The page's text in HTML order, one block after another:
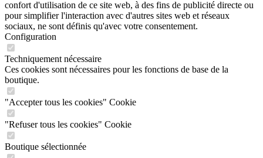
confort d'utilisation de ce site web, à des fins de publicité directe ou
pour simplifier l'interaction avec d'autres sites web et réseaux
sociaux, ne sont définis qu'avec votre consentement.
Configuration
Techniquement nécessaire
Ces cookies sont nécessaires pour les fonctions de base de la
boutique.
"Accepter tous les cookies" Cookie
"Refuser tous les cookies" Cookie
Boutique sélectionnée